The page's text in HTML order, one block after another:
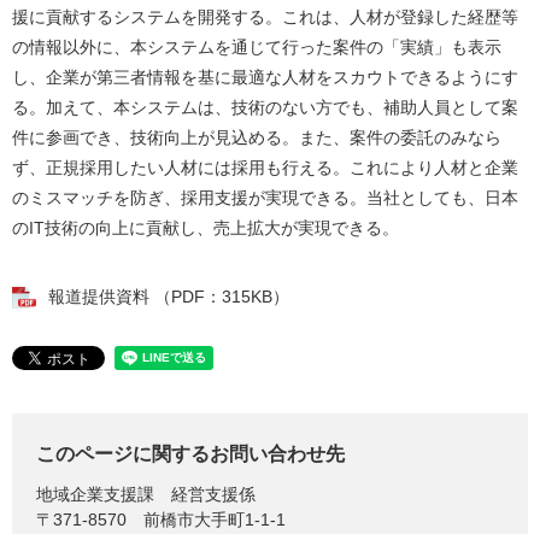
援に貢献するシステムを開発する。これは、人材が登録した経歴等
の情報以外に、本システムを通じて行った案件の「実績」も表示
し、企業が第三者情報を基に最適な人材をスカウトできるようにす
る。加えて、本システムは、技術のない方でも、補助人員として案
件に参画でき、技術向上が見込める。また、案件の委託のみなら
ず、正規採用したい人材には採用も行える。これにより人材と企業
のミスマッチを防ぎ、採用支援が実現できる。当社としても、日本
のIT技術の向上に貢献し、売上拡大が実現できる。​​
報道提供資料 （PDF：315KB）
このページに関するお問い合わせ先
地域企業支援課
経営支援係
〒371-8570
前橋市大手町1-1-1